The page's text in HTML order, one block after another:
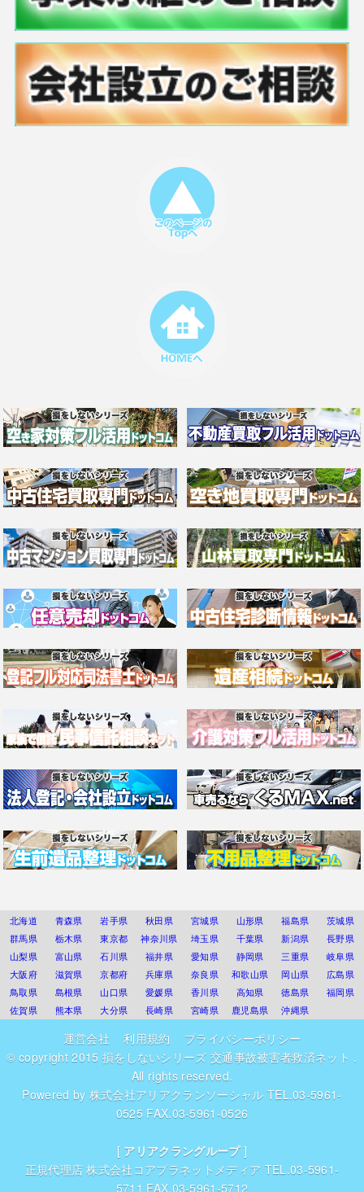
北海道 青森県 岩手県 秋田県 宮城県 山形県 福島県
茨城県
群馬県
栃木県 東京都 神奈川県 埼玉県 千葉県 新潟県
長野県
山梨県
富山県 石川県 福井県 愛知県 静岡県 三重県
岐阜県
大阪府
滋賀県 京都府 兵庫県 奈良県 和歌山県 岡山県
広島県
鳥取県
島根県 山口県 愛媛県 香川県 高知県 徳島県
福岡県
佐賀県
熊本県 大分県 長崎県 宮崎県 鹿児島県 沖縄県
運営会社 利用規約
プライバシーポリシー
© copyright 2015 損をしないシリーズ 交通事故被害者救済ネット .
All rights reserved.
Powered by 株式会社アリアクランソーシャル TEL.03-5961-
0525 FAX.03-5961-0526
[ アリアクラングループ]
正規代理店株式会社コアプラネットメディア TEL.03-5961-
5711 FAX.03-5961-5712